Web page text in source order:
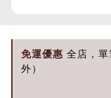
免運優惠 全店，
外）